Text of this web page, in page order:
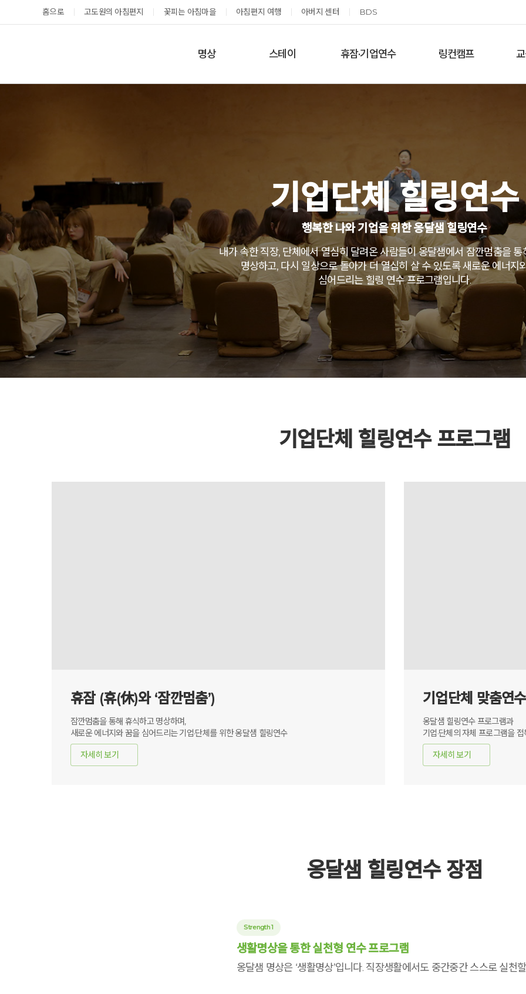
홈으로 고도원의 아침편지 꽃피는 아침마을 아침편지 여행 아버지 센터 BDS
명상 스테이 휴잠·기업연수 링컨캠프
2026.08.29(토) ~
08.30(일)
고도원 작가 북토크 스테이
2026.08.29(토) ~
08.30(일)
태초 먹거리 황금변 캠프
2026.09.05(토) ~
09.06(일)
2026.09.11(금) ~ 09.12(토)
하루명상
예약가능
행복한 가족 마음여행
예약가능
건강명상법 스테이
2026.10.09(금) ~ 10.10(토)
예약가능
기업단체 힐링연수
행복한 나와 기업을 위한 옹달샘 힐링연수
내가 속한 직장, 단체에서 열심히 달려온 사람들이 옹달샘에서 잠깐멈춤을 통
명상하고, 다시 일상으로 돌아가 더 열심히 살 수 있도록 새로운 에너지
심어드리는 힐링 연수 프로그램입니다.
기업단체 힐링연수 프로그램
휴잠 (휴(休)와 ‘잠깐멈춤’)
잠깐멈춤을 통해 휴식하고 명상하며,
새로운 에너지와 꿈을 심어드리는 기업·단체를 위한 옹달샘 힐링연수
자세히 보기
기업단체 맞춤연수
옹달샘 힐링연수 프로그램과
기업·단체의 자체 프로그램을
자세히 보기
옹달샘 힐링연수 장점
Strength 1
생활명상을 통한 실천형 연수 프로그램
옹달샘 명상은 ‘생활명상’입니다. 직장생활에서도 중간중간 스스로 실천